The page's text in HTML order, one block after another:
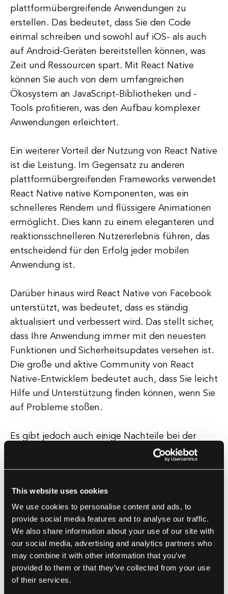
This website uses cookies
We use cookies to personalise content and ads, to
provide social media features and to analyse our traffic.
We also share information about your use of our site with
our social media, advertising and analytics partners who
may combine it with other information that you’ve
provided to them or that they’ve collected from your use
of their services.
plattformübergreifende Anwendungen zu
erstellen. Das bedeutet, dass Sie den Code
einmal schreiben und sowohl auf iOS- als auch
auf Android-Geräten bereitstellen können, was
Zeit und Ressourcen spart. Mit React Native
können Sie auch von dem umfangreichen
Ökosystem an JavaScript-Bibliotheken und -
Tools profitieren, was den Aufbau komplexer
Anwendungen erleichtert.
Ein weiterer Vorteil der Nutzung von React Native
ist die Leistung. Im Gegensatz zu anderen
plattformübergreifenden Frameworks verwendet
React Native native Komponenten, was ein
schnelleres Rendern und flüssigere Animationen
ermöglicht. Dies kann zu einem eleganteren und
reaktionsschnelleren Nutzererlebnis führen, das
entscheidend für den Erfolg jeder mobilen
Anwendung ist.
Darüber hinaus wird React Native von Facebook
unterstützt, was bedeutet, dass es ständig
aktualisiert und verbessert wird. Das stellt sicher,
dass Ihre Anwendung immer mit den neuesten
Funktionen und Sicherheitsupdates versehen ist.
Die große und aktive Community von React
Native-Entwicklern bedeutet auch, dass Sie leicht
Hilfe und Unterstützung finden können, wenn Sie
auf Probleme stoßen.
Es gibt jedoch auch einige Nachteile bei der
Verwendung von React Native. Eine der
Hauptsorgen ist der Mangel an Unterstützung für
React Native eine breite Palette an integrierten
Komponenten bietet, kann es Situationen geben,
in denen Sie auf plattformspezifische Funktionen
zugreifen müssen, was mit React Native
herausfordernd sein kann.
Ein weiteres potenzielles Minus der Nutzung von